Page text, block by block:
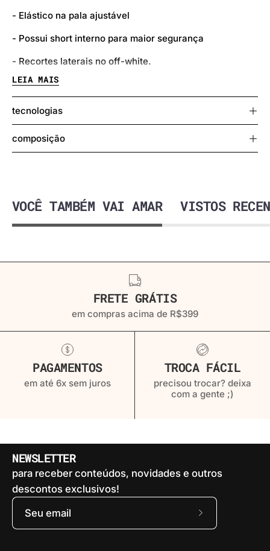
- Elástico na pala ajustável
- Possui short interno para maior segurança
- Recortes laterais no off-white.
Modelo, veste P.
LEIA MAIS
tecnologias
composição
VOCÊ TAMBÉM VAI AMAR VISTOS
FRETE GRÁTIS
em compras acima de R$399
PAGAMENTOS
em até 6x sem juros
TROCA FÁCIL
precisou trocar? deixa
com a gente ;)
NEWSLETTER
para receber conteúdos, novidades e outros
descontos exclusivos!